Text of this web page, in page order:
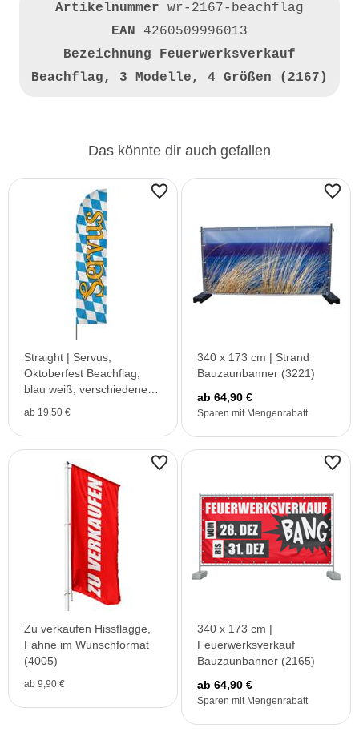
Artikelnummer wr-2167-beachflag
EAN 4260509996013
Bezeichnung Feuerwerksverkauf
Beachflag, 3 Modelle, 4 Größen (2167)
Das könnte dir auch gefallen
Straight | Servus,
Oktoberfest Beachflag,
blau weiß, verschiedene
ab 19,50 €
340 x 173 cm | Strand
Bauzaunbanner (3221)
ab 64,90 €
Sparen mit Mengenrabatt
Zu verkaufen Hissflagge,
Fahne im Wunschformat
(4005)
ab 9,90 €
340 x 173 cm |
Feuerwerksverkauf
Bauzaunbanner (2165)
ab 64,90 €
Sparen mit Mengenrabatt